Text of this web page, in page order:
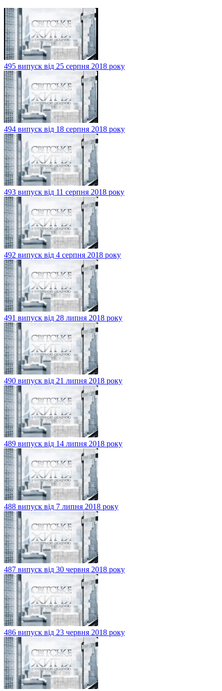
495 випуск від 25 серпня 2018 року
494 випуск від 18 серпня 2018 року
493 випуск від 11 серпня 2018 року
492 випуск від 4 серпня 2018 року
491 випуск від 28 липня 2018 року
490 випуск від 21 липня 2018 року
489 випуск від 14 липня 2018 року
488 випуск від 7 липня 2018 року
487 випуск від 30 червня 2018 року
486 випуск від 23 червня 2018 року